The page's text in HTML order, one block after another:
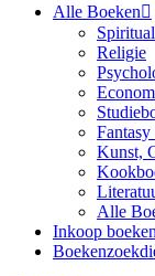
Alle Boeken
Religie
Kunst,
Alle
Inkoop boeken